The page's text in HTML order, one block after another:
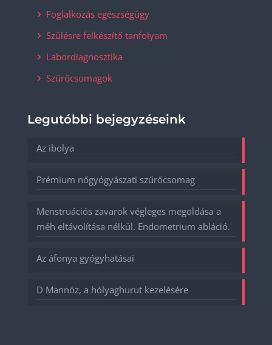
Foglalkozás egészségügy
Szülésre felkészítő tanfolyam
Labordiagnosztika
Szűrőcsomagok
Legutóbbi bejegyzéseink
Az ibolya
Prémium nőgyógyászati szűrőcsomag
Menstruációs zavarok végleges megoldása a
méh eltávolítása nélkül. Endometrium abláció.
Az áfonya gyógyhatásai
D Mannóz, a hólyaghurut kezelésére